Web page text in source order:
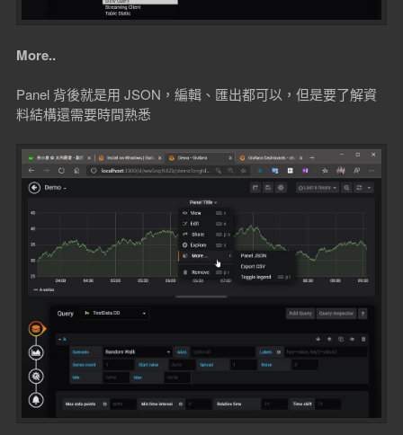
More..
Panel 背後就是用 JSON，編輯、匯出都可以，但是要了解資
料結構還需要時間熟悉